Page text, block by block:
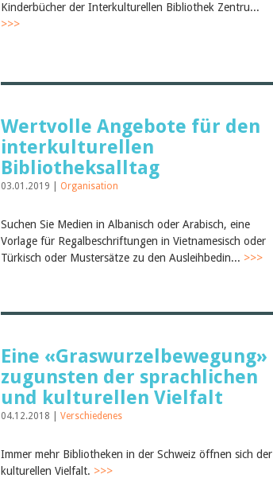
Kinderbücher der Interkulturellen Bibliothek Zentru...
>>>
Wertvolle Angebote für den
interkulturellen
Bibliotheksalltag
03.01.2019 | Organisation
Suchen Sie Medien in Albanisch oder Arabisch, eine
Vorlage für Regalbeschriftungen in Vietnamesisch oder
Türkisch oder Mustersätze zu den Ausleihbedin... >>>
Eine «Graswurzelbewegung»
zugunsten der sprachlichen
und kulturellen Vielfalt
04.12.2018 | Verschiedenes
Immer mehr Bibliotheken in der Schweiz öffnen sich der
kulturellen Vielfalt. >>>